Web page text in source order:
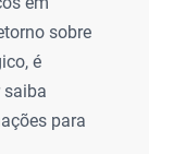
sobre
é
saiba
para